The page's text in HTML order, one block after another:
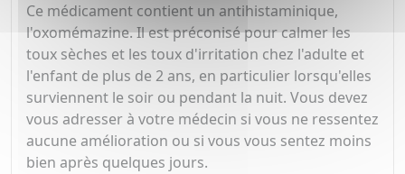
Ce médicament contient un antihistaminique,
l'oxomémazine. Il est préconisé pour calmer les
toux sèches et les toux d'irritation chez l'adulte et
l'enfant de plus de 2 ans, en particulier lorsqu'elles
surviennent le soir ou pendant la nuit. Vous devez
vous adresser à votre médecin si vous ne ressentez
aucune amélioration ou si vous vous sentez moins
bien après quelques jours.